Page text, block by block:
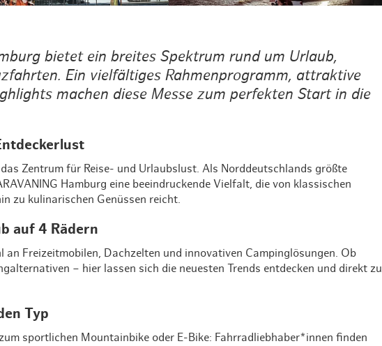
Weihnachten mit Bibi & Tina
bietet ein breites Spektrum rund um Urlaub,
Ein vielfältiges Rahmenprogramm, attraktive
machen diese Messe zum perfekten Start in die
Zentrum für Reise- und Urlaubslust. Als Norddeutschlands größte
Hamburg eine beeindruckende Vielfalt, die von klassischen
zu kulinarischen Genüssen reicht.
auf 4 Rädern
Freizeitmobilen, Dachzelten und innovativen Campinglösungen. Ob
– hier lassen sich die neuesten Trends entdecken und direkt zu
Typ
sportlichen Mountainbike oder E-Bike: Fahrradliebhaber*innen finden